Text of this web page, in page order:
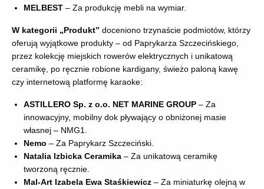
MELBEST – Za produkcję mebli na wymiar.
W kategorii „Produkt” doceniono trzynaście podmiotów, którzy
oferują wyjątkowe produkty – od Paprykarza Szczecińskiego,
przez kolekcję miejskich rowerów elektrycznych i unikatową
ceramikę, po ręcznie robione kardigany, świeżo paloną kawę
czy internetową platformę karaoke:
ASTILLERO Sp. z o.o. NET MARINE GROUP – Za
innowacyjny, mobilny dok pływający o obniżonej masie
własnej – NMG1.
Nemo – Za Paprykarz Szczeciński.
Natalia Izbicka Ceramika – Za unikatową ceramikę
tworzoną ręcznie.
Mal-Art Izabela Ewa Staśkiewicz – Za miniaturkę olejną w